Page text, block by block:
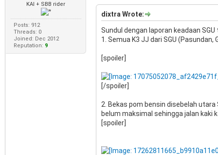
KAI + SBB rider
Posts: 912
Threads: 0
Joined: Dec 2012
Reputation: 9
dixtra Wrote:
Sundul dengan laporan keadaan
1. Semua K3 JJ dari SGU
[spoiler]
[/spoiler]
2. Bekas pom bensin disebelah
belum maksimal sehingga jalan kaki
[spoiler]